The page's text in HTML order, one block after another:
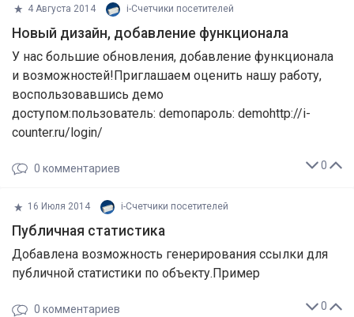
4 Августа 2014 i-Cчетчики посетителей
Новый дизайн, добавление функционала
У нас большие обновления, добавление функционала
и возможностей!Приглашаем оценить нашу работу,
воспользовавшись демо
доступом:пользователь: demoпароль: demohttp://i-
counter.ru/login/
0
0 комментариев
16 Июля 2014 i-Cчетчики посетителей
Публичная статистика
Добавлена возможность генерирования ссылки для
публичной статистики по объекту.Пример
0
0 комментариев